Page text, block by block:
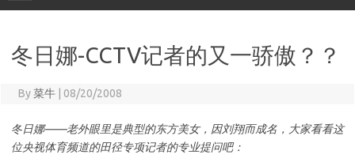
冬日娜-CCTV记者的又一骄傲？？
By菜牛 08/20/2008
冬日娜——老外眼里是典型的东方美女，因刘翔而成名，大家看看这
位央视体育频道的田径专项记者的专业提问吧：